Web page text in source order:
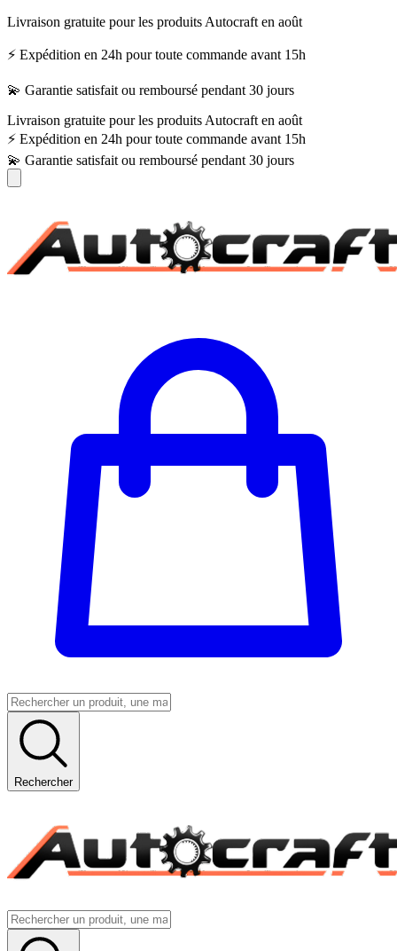
Livraison gratuite pour les produits Autocraft en août
⚡ Expédition en 24h pour toute commande avant 15h
💫 Garantie satisfait ou remboursé pendant 30 jours
Livraison gratuite pour les produits Autocraft en août
⚡ Expédition en 24h pour toute commande avant 15h
💫 Garantie satisfait ou remboursé pendant 30 jours
Rechercher